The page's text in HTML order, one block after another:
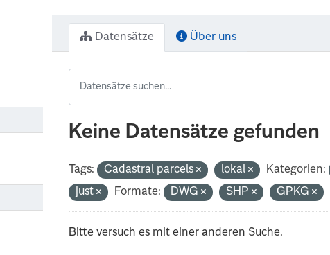
Datensätze Über uns
Keine Datensätze gefunden
Tags: Cadastral parcels lokal Kategorien:
just
Formate: DWG SHP GPKG
Bitte versuch es mit einer anderen Suche.